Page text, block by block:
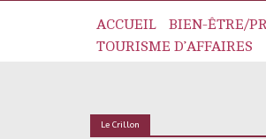
ACCUEIL BIEN-ÊTRE/
TOURISME D’AFFAIRES
Le Crillon